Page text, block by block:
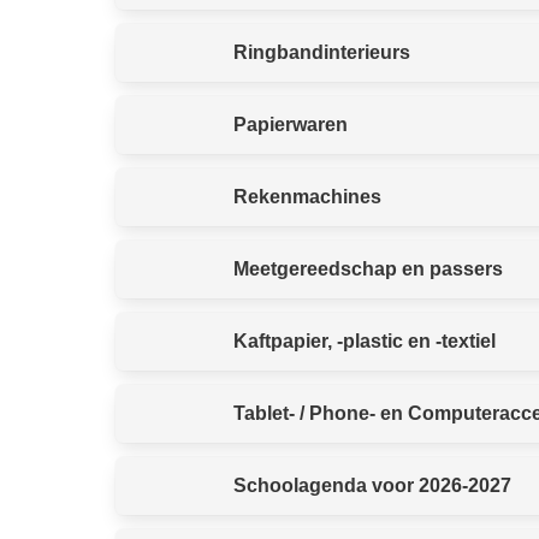
Ringbandinterieurs
Papierwaren
Rekenmachines
Meetgereedschap en passers
Kaftpapier, -plastic en -textiel
Tablet- / Phone- en
Schoolagenda voor 2026-2027